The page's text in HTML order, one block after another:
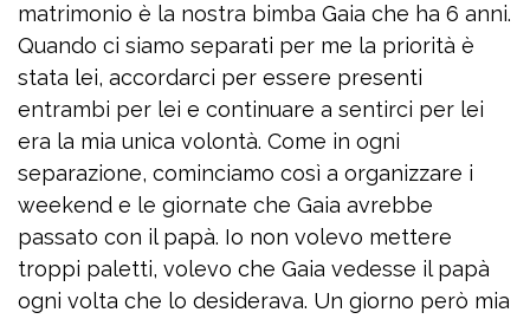
matrimonio è la nostra bimba Gaia che ha 6 anni.
Quando ci siamo separati per me la priorità è
stata lei, accordarci per essere presenti
entrambi per lei e continuare a sentirci per lei
era la mia unica volontà. Come in ogni
separazione, cominciamo così a organizzare i
weekend e le giornate che Gaia avrebbe
passato con il papà. Io non volevo mettere
troppi paletti, volevo che Gaia vedesse il papà
ogni volta che lo desiderava. Un giorno però mia